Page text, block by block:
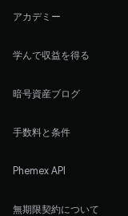
アカデミー
学んで収益を得る
暗号資産ブログ
手数料と条件
Phemex API
無期限契約について